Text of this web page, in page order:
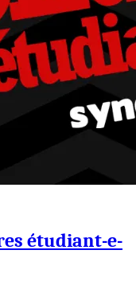
étudiant-e-